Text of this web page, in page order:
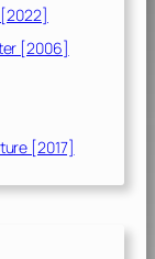
[2006]
[2017]